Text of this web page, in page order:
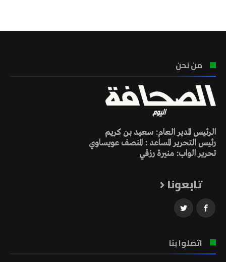
من نحن
الرئيس المدير العام: سعيد بن كريم
رئيس التحرير المساعد : المنصف عويساوي
تحرير الواب: منيرة رزقي
تابعونا
اتصلوا بنا